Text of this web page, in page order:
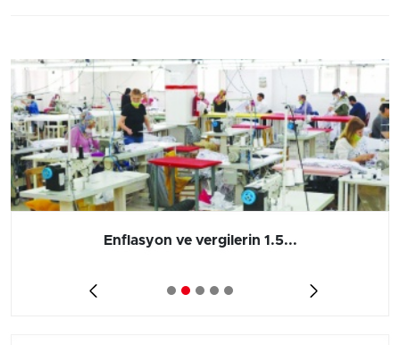
Enflasyon ve vergilerin 1.5...